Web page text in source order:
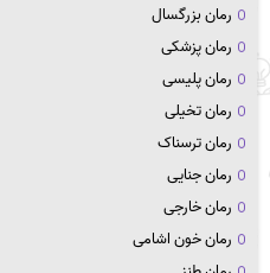
رمان بزرگسال
رمان پزشکی
رمان پلیسی
رمان تخیلی
رمان ترسناک
رمان جنایی
رمان خارجی
رمان خون اشامی